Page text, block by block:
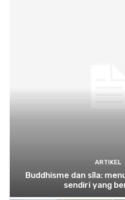
ARTIKEL
Buddhisme dan sīla:
sendiri yang